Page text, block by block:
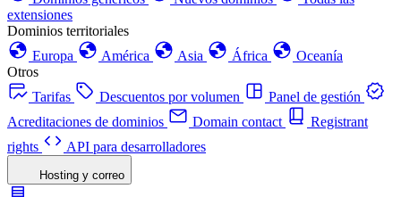
extensiones
Dominios territoriales
Europa
América Asia África
Oceanía
Otros
Tarifas
Descuentos por volumen
Panel de gestión
Acreditaciones de dominios
Domain contact
Registrant
rights
API para desarrolladores
Hosting y correo